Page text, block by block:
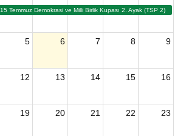
15 Temmuz Demokrasi ve Milli Birlik Kupası 2. Ayak (TSP 2)
5 6 7 8 9
12 13 14 15 16
19 20 21 22 23